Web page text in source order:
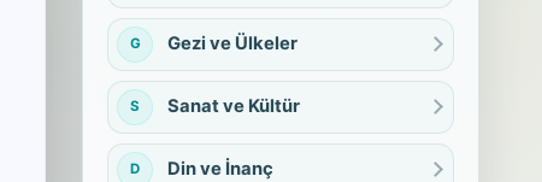
G Gezi ve Ülkeler
S Sanat ve Kültür
D Din ve İnanç